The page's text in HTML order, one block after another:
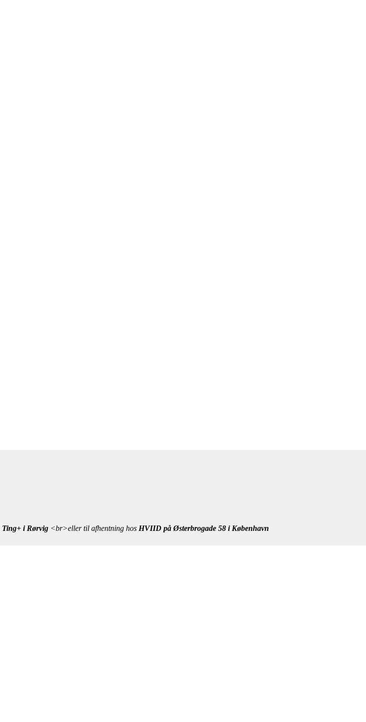
Ting+ i Rørvig<br>eller til afhentning hos HVIID på Østerbrogade 58 i København